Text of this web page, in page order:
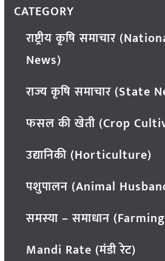
CATEGORY
राष्ट्रीय कृषि समाचार
News)
राज्य कृषि समाचार (State
फसल की खेती (Crop
उद्यानिकी (Horticulture)
पशुपालन (Animal
समस्या – समाधान
Mandi Rate (मंडी रेट)